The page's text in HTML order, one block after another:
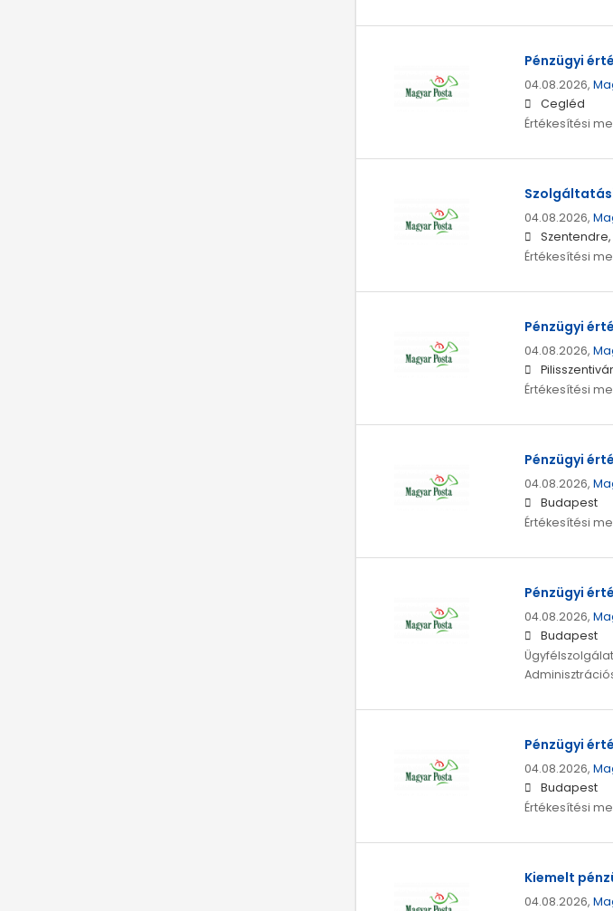
Pénzügyi
04.08.2026,
Cegléd
Értékesítési
04.08.2026,
Értékesítési
Pénzügyi
04.08.2026,
Értékesítési
Pénzügyi
04.08.2026,
Budapest
Értékesítési
Pénzügyi
04.08.2026,
Budapest
Pénzügyi
04.08.2026,
Budapest
Értékesítési
Kiemelt
04.08.2026,